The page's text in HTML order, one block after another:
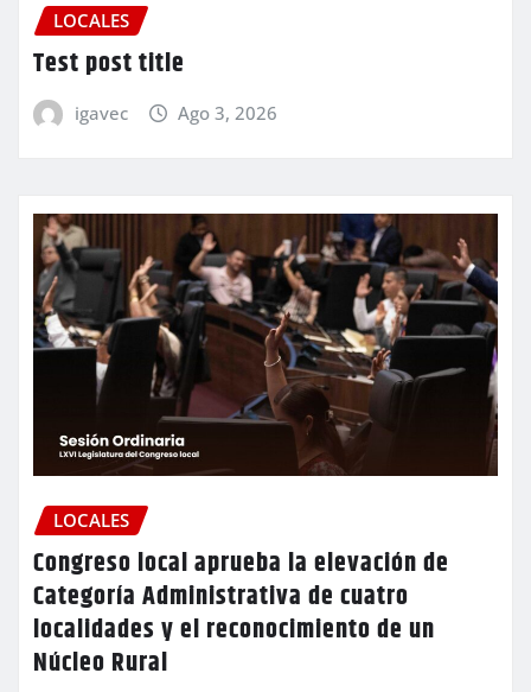
LOCALES
Test post title
igavec Ago 3, 2026
LOCALES
Congreso local aprueba la elevación de
Categoría Administrativa de cuatro
localidades y el reconocimiento de un
Núcleo Rural